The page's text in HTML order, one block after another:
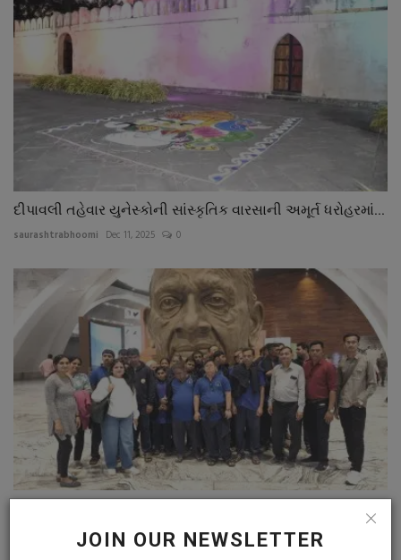
JOIN OUR NEWSLETTER
દીપાવલી તહેવાર યુનેસ્કોની સાંસ્કૃતિક વારસાની અમૂર્ત ધરોહરમાં...
saurashtrabhoomi Dec 11, 2025 0
saurashtrabhoomi Nov 26, 2025 0